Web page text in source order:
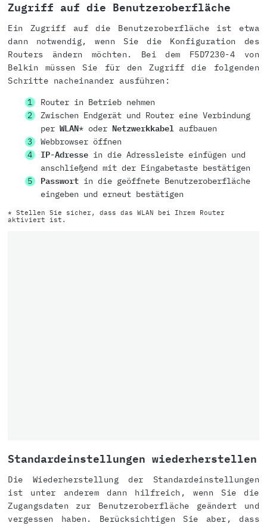
Zugriff auf die Benutzeroberfläche
Ein Zugriff auf die Benutzeroberfläche ist etwa
dann notwendig, wenn Sie die Konfiguration des
Routers ändern möchten. Bei dem F5D7230-4 von
Belkin müssen Sie für den Zugriff die folgenden
Schritte nacheinander ausführen:
Router in Betrieb nehmen
Zwischen Endgerät und Router eine Verbindung
per WLAN* oder Netzwerkkabel aufbauen
Webbrowser öffnen
IP-Adressein die Adressleiste einfügen und
anschließend mit der Eingabetaste bestätigen
Passwortin die geöffnete Benutzeroberfläche
eingeben und erneut bestätigen
* Stellen Sie sicher, dass das WLAN bei Ihrem Router
aktiviert ist.
Standardeinstellungen wiederherstellen
Die Wiederherstellung der Standardeinstellungen
ist unter anderem dann hilfreich, wenn Sie die
Zugangsdaten zur Benutzeroberfläche geändert und
vergessen haben. Berücksichtigen Sie aber, dass